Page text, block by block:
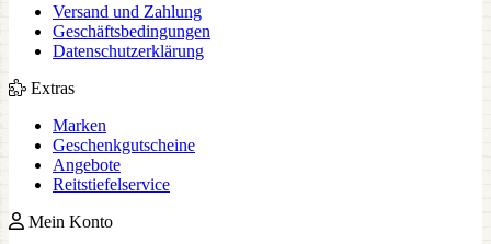
Versand und Zahlung
Geschäftsbedingungen
Datenschutzerklärung
Extras
Marken
Geschenkgutscheine
Angebote
Reitstiefelservice
Mein Konto